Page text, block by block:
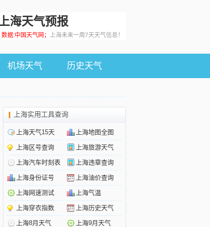
海天气预报
据:中国天气网； 上海未来一周7天天气信息！
机场天气 历史天气
上海实用工具查询
上海天气15天 上海地图全图
上海区号查询 上海旅游天气
上海汽车时刻表 上海违章查询
上海身份证号 上海油价查询
上海网速测试 上海气温
上海穿衣指数 上海历史天气
上海8月天气 上海9月天气